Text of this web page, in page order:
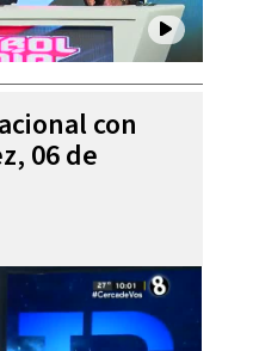
con
06 de